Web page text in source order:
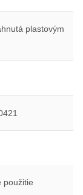
plastovým
použitie